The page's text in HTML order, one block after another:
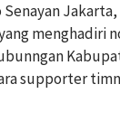
Senayan
menghadiri
supporter